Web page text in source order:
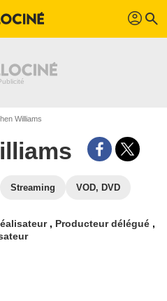
profil search
Williams
Streaming VOD, DVD
, Producteur délégué ,